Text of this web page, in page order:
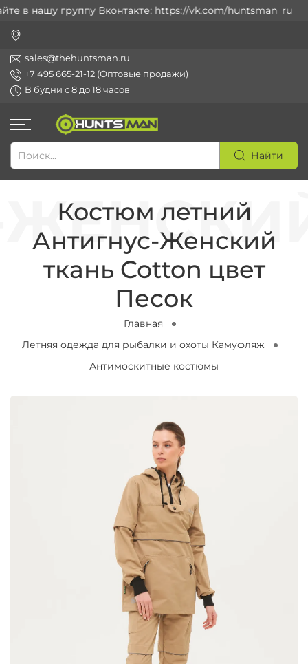
в нашу группу Вконтакте: https://vk.com/huntsman_ru
sales@thehuntsman.ru
+7 495 665-21-12 (Оптовые продажи)
В будни с 8 до 18 часов
Найти
Костюм летний
Антигнус-Женский
ткань Cotton цвет
Песок
Главная
Летняя одежда для рыбалки и охоты Камуфляж
Антимоскитные костюмы